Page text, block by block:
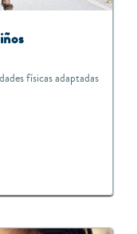
físicas adaptadas